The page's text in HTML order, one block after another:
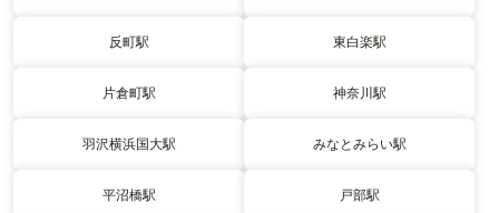
反町駅 東白楽駅
片倉町駅 神奈川駅
羽沢横浜国大駅 みなとみらい駅
平沼橋駅 戸部駅